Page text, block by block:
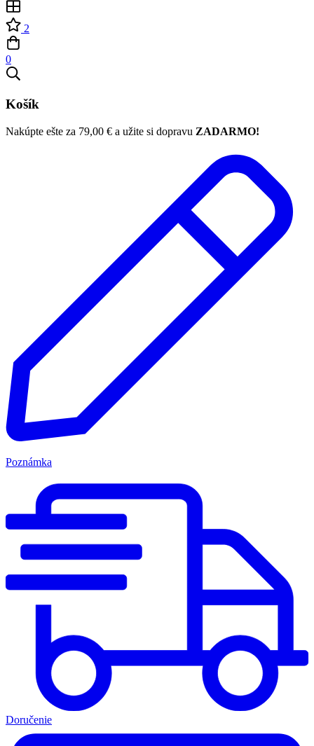
2
0
Košík
Nakúpte ešte za 79,00 € a užite si dopravu ZADARMO!
Poznámka
Doručenie